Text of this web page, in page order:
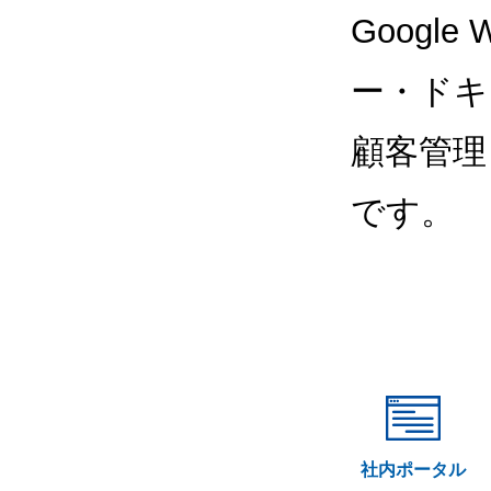
Google
ー・ド
顧客管
です。
社内ポータル